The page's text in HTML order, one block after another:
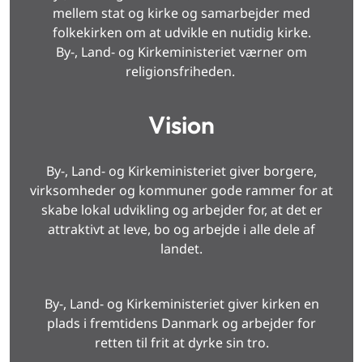
mellem stat og kirke og samarbejder med
folkekirken om at udvikle en nutidig kirke.
By-, Land- og Kirkeministeriet værner om
religionsfriheden.
Vision
By-, Land- og Kirkeministeriet giver borgere,
virksomheder og kommuner gode rammer for at
skabe lokal udvikling og arbejder for, at det er
attraktivt at leve, bo og arbejde i alle dele af
landet.
By-, Land- og Kirkeministeriet giver kirken en
plads i fremtidens Danmark og arbejder for
retten til frit at dyrke sin tro.